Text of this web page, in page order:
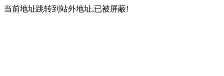
当前地址跳转到站外地址,已被屏蔽!